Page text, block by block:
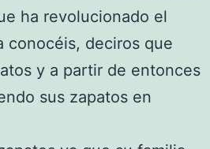
ha revolucionado el
conocéis, deciros que
y a partir de entonces
sus zapatos en